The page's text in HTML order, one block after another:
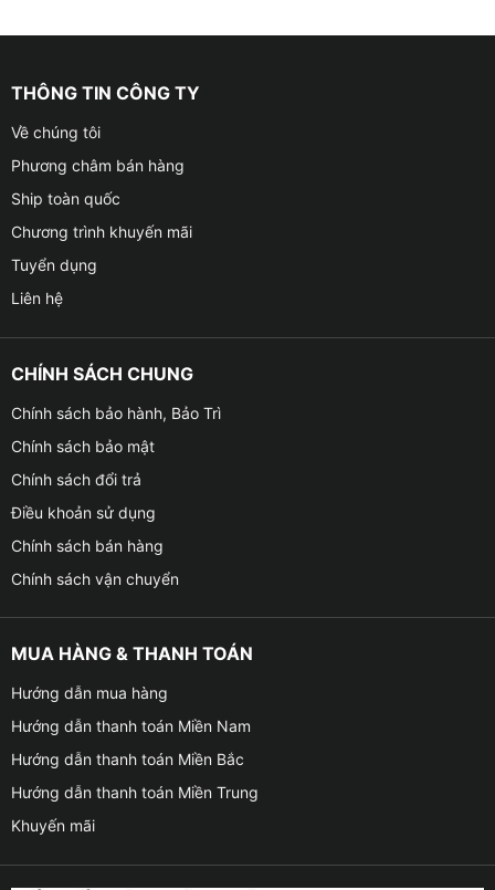
THÔNG TIN CÔNG TY
Về chúng tôi
Phương châm bán hàng
Ship toàn quốc
Chương trình khuyến mãi
Tuyển dụng
Liên hệ
CHÍNH SÁCH CHUNG
Chính sách bảo hành, Bảo Trì
Chính sách bảo mật
Chính sách đổi trả
Điều khoản sử dụng
Chính sách bán hàng
Chính sách vận chuyển
MUA HÀNG & THANH TOÁN
Hướng dẫn mua hàng
Hướng dẫn thanh toán Miền Nam
Hướng dẫn thanh toán Miền Bắc
Hướng dẫn thanh toán Miền Trung
Khuyến mãi